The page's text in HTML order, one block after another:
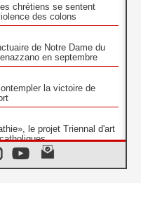
chrétiens se sentent
des colons
de Notre Dame du
en septembre
la victoire de
le projet Triennal d'art
la parole aux religieuses